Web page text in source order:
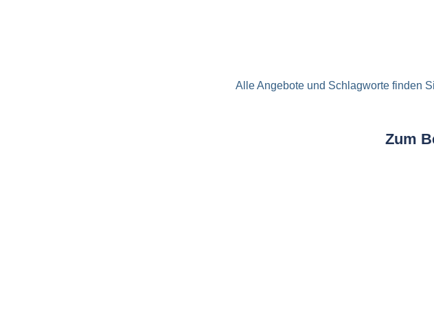
Alle Angebote und Schlagworte finden
Zum